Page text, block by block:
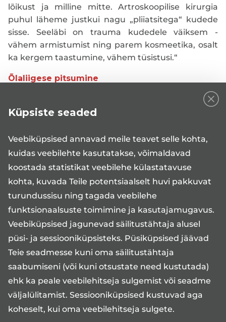
Küpsiste seaded
Veebiküpsised annavad meile teavet selle kohta,
kuidas veebilehte kasutatakse, võimaldavad
koostada statistikat veebilehe külastatavuse
kohta, kuvada Teile potentsiaalselt huvi pakkuvat
turundussisu ning tagada veebilehe
funktsionaalsuste toimimine ja kasutajamugavus.
Veebiküpsised jagunevad säilitustähtaja alusel
püsi- ja sessiooniküpsisteks. Püsiküpsised jäävad
Teie seadmesse kuni oma säilitustähtaja
saabumiseni (või kuni otsustate need kustutada)
ehk ka peale veebilehitseja sulgemist või seadme
väljalülitamist. Sessiooniküpsised kustuvad aga
koheselt, kui oma veebilehitseja sulgete.
lõikust ja milline mitte. Artroskoopilise kirurgia
puhul läheme justkui nagu „pliiatsitega“ kudede
sisse. Seeläbi on trauma kudedele väiksem -
vähem armistumist ning parem kosmeetika, osalt
ka kergem taastumine, vähem tüsistusi.“
Õlaliigese pitsumine
Abaluu ja õlaliigese piirkonnas on palju erinevaid
ning sellest
tingitud valu ja ebamugavustunde korral on
„Õlavarreluu pea ehk pähik on nagu pall, selle nii
nimetatud rotatsioonitsenter – mõtteline punkt
ebapiisav, nihkub tsenter paigast ning tekib
pitsumine. Valu kiirgab külge mööda ülalt alla
küünarnukini, seda on tunda eriti kätt küljele
tõstes. Saame hormoonsüstiga aidata ärrituse
maha võtta, aga tegelikult ei ole see lahendus, sest
ravime sellega tagajärge. Kellel seda probleemi
esineb, neil on kindlasti vajalik regulaarne
füsioteraapia.“
Dr Parik kirjeldab lihaste tööd kui köievedu. „See
liigub sinnapoole, kus on rohkem sikutamist. Meie